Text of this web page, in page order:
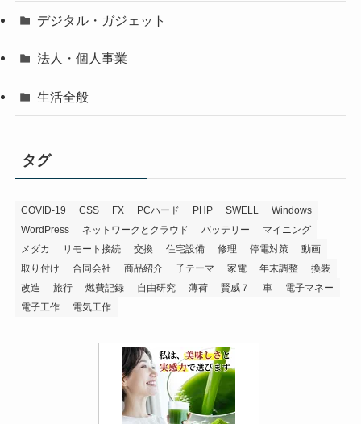
デジタル・ガジェット
法人・個人事業
生活全般
タグ
COVID-19 CSS FX PCハード PHP SWELL
Windows
WordPress
ネットワークとクラウド バッテリー
マイニング
メダカ
リモート接続 交換 住宅設備 修理 停電対策
動画
取り付け
合同会社 商品紹介 子テーマ 家電 年末調整
換装
改造
旅行 燃費記録 自由研究 薄荷 賢威７ 車
電子マネー
電子工作
電気工作